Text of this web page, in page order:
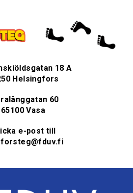
18 A
Helsingfors
60
65100 Vasa
e-post till